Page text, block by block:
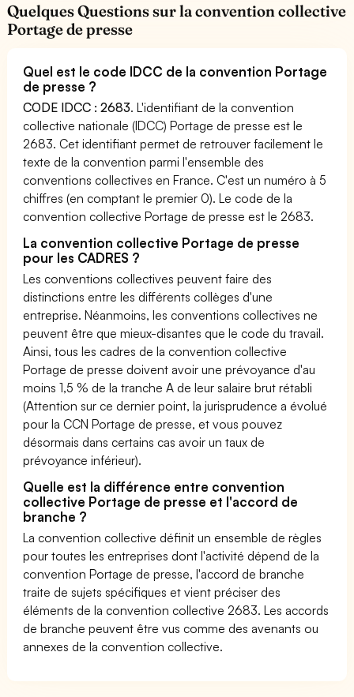
Quelques Questions sur la convention collective
Portage de presse
Quel est le code IDCC de la convention Portage
de presse ?
CODE IDCC : 2683. L'identifiant de la convention
collective nationale (IDCC) Portage de presse est le
2683. Cet identifiant permet de retrouver facilement le
texte de la convention parmi l'ensemble des
conventions collectives en France. C'est un numéro à 5
chiffres (en comptant le premier 0). Le code de la
convention collective Portage de presse est le 2683.
La convention collective Portage de presse
pour les CADRES ?
Les conventions collectives peuvent faire des
distinctions entre les différents collèges d'une
entreprise. Néanmoins, les conventions collectives ne
peuvent être que mieux-disantes que le code du travail.
Ainsi, tous les cadres de la convention collective
Portage de presse doivent avoir une prévoyance d'au
moins 1,5 % de la tranche A de leur salaire brut rétabli
(Attention sur ce dernier point, la jurisprudence a évolué
pour la CCN Portage de presse, et vous pouvez
désormais dans certains cas avoir un taux de
prévoyance inférieur).
Quelle est la différence entre convention
collective Portage de presse et l'accord de
branche ?
La convention collective définit un ensemble de règles
pour toutes les entreprises dont l'activité dépend de la
convention Portage de presse, l'accord de branche
traite de sujets spécifiques et vient préciser des
éléments de la convention collective 2683. Les accords
de branche peuvent être vus comme des avenants ou
annexes de la convention collective.